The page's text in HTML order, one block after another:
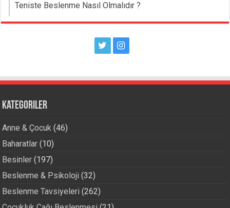
Teniste Beslenme Nasıl Olmalıdır ?
Kategoriler
Anne & Çocuk (46)
Baharatlar (10)
Besinler (197)
Beslenme & Psikoloji (32)
Beslenme Tavsiyeleri (262)